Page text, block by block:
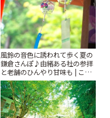
風鈴の音色に誘われて歩く夏の
鎌倉さんぽ♪由緒ある社の参拝
と老舗のひんやり甘味も | こと
りっぷ